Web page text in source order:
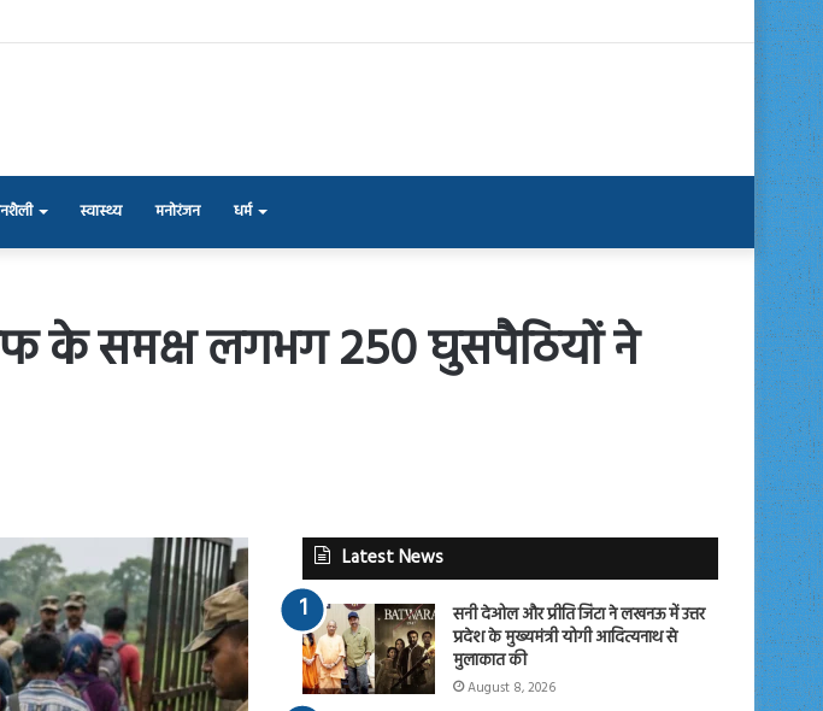
स्वास्थ्य मनोरंजन धर्म
के समक्ष लगभग 250 घुसपैठियों ने
Latest News
सनी देओल और प्रीति जिंटा ने लखनऊ में उत्तर
प्रदेश के मुख्यमंत्री योगी आदित्यनाथ से
मुलाकात की
August 8, 2026